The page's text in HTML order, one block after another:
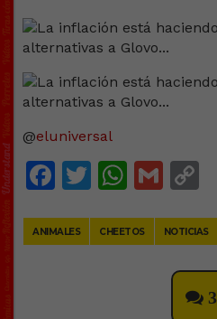
@eluniversal
Facebook
Twitter
ANIMALES CHEETOS NOTICIAS